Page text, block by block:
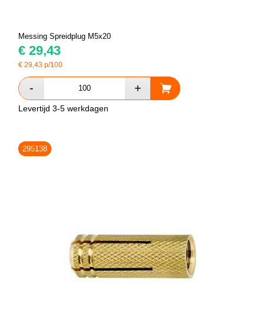
Messing Spreidplug M5x20
€ 29,43
€29,43 p/100
Levertijd 3-5 werkdagen
295138